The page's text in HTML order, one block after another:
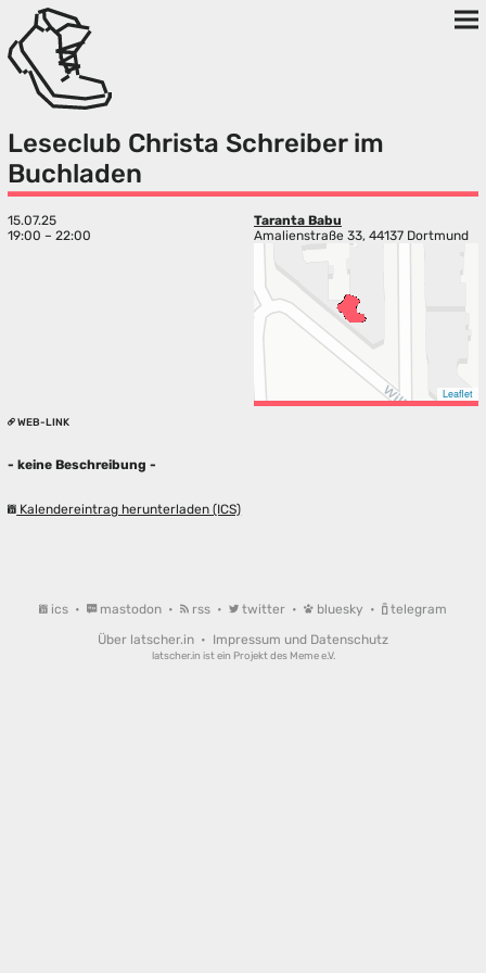
Leseclub Christa Schreiber im
Buchladen
15.07.25
19:00 – 22:00
Taranta Babu
Amalienstraße 33, 44137 Dortmund
Leaflet
WEB-LINK
- keine Beschreibung -
Kalendereintrag herunterladen (ICS)
ics • mastodon • rss • twitter • bluesky •
telegram
Über latscher.in • Impressum und Datenschutz
latscher.in ist ein Projekt des Meme e.V.